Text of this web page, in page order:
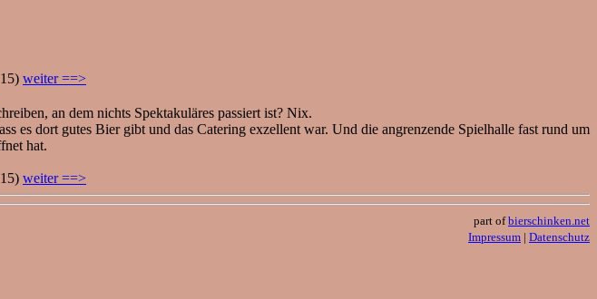
weiter ==>
an dem nichts Spektakuläres passiert ist? Nix.
es dort gutes Bier gibt und das Catering exzellent war. Und die angrenzende Spielhalle fast rund um
hat.
weiter ==>
part ofbierschinken.net
Impressum | Datenschutz